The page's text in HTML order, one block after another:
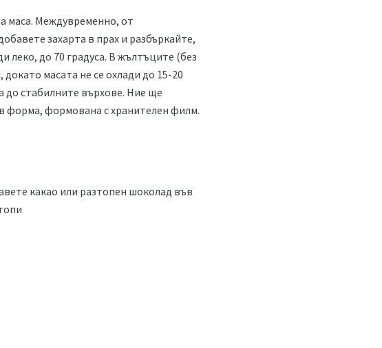
маса. Междувременно, от
захарта в прах и разбъркайте,
леко, до 70 градуса. В жълтъците (без
масата не се охлади до 15-20
до стабилните върхове. Ние ще
форма, формована с хранителен филм.
какао или разтопен шоколад във